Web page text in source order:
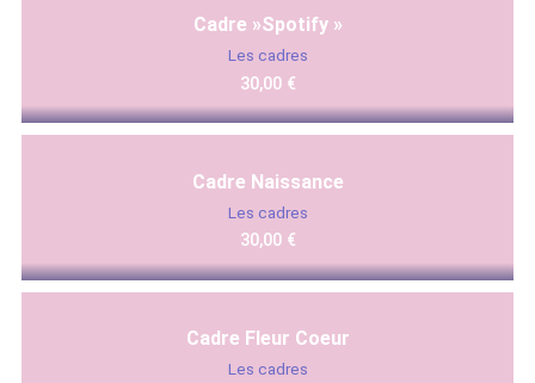
Cadre »Spotify »
Les cadres
30,00 €
Cadre Naissance
Les cadres
30,00 €
Cadre Fleur Coeur
Les cadres